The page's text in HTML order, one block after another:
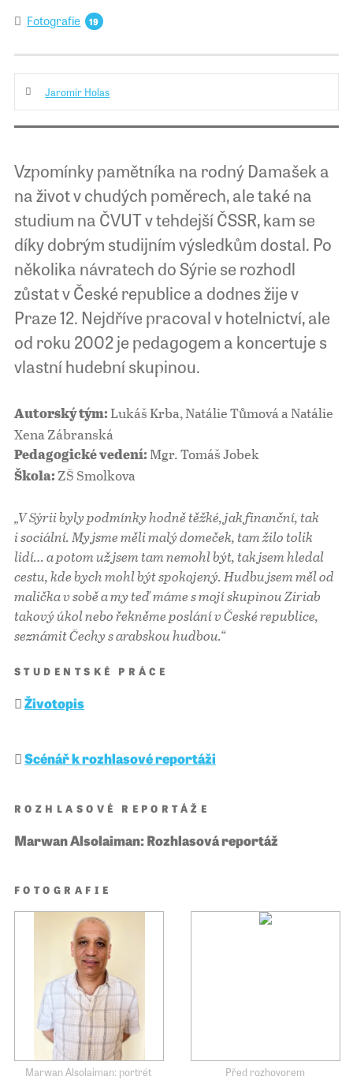
Fotografie 19
Jaromír Holas
Vzpomínky pamětníka na rodný Damašek a
na život v chudých poměrech, ale také na
studium na ČVUT v tehdejší ČSSR, kam se
díky dobrým studijním výsledkům dostal. Po
několika návratech do Sýrie se rozhodl
zůstat v České republice a dodnes žije v
Praze 12. Nejdříve pracoval v hotelnictví, ale
od roku 2002 je pedagogem a koncertuje s
vlastní hudební skupinou.
Autorský tým: Lukáš Krba, Natálie Tůmová a Natálie
Xena Zábranská
Pedagogické vedení: Mgr. Tomáš Jobek
Škola: ZŠ Smolkova
„V Sýrii byly podmínky hodně těžké, jak finanční, tak
i sociální. My jsme měli malý domeček, tam žilo tolik
lidí… a potom už jsem tam nemohl být, tak jsem hledal
cestu, kde bych mohl být spokojený. Hudbu jsem měl od
malička v sobě a my teď máme s mojí skupinou Ziriab
takový úkol nebo řekněme poslání v České republice,
seznámit Čechy s arabskou hudbou.“
STUDENTSKÉ PRÁCE
Životopis
Scénář k rozhlasové reportáži
ROZHLASOVÉ REPORTÁŽE
Marwan Alsolaiman: Rozhlasová reportáž
FOTOGRAFIE
Marwan Alsolaiman: portrét Před rozhovorem